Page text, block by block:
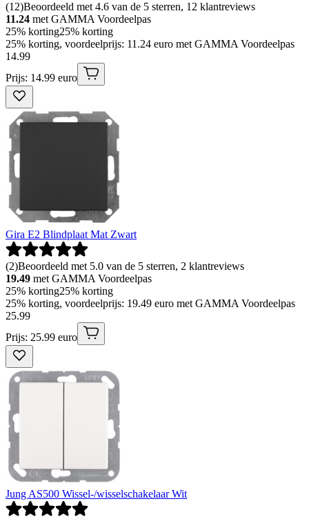
(12)Beoordeeld met 4.6 van de 5 sterren, 12 klantreviews
11.24 met GAMMA Voordeelpas
25% korting25% korting
25% korting, voordeelprijs: 11.24 euro met GAMMA Voordeelpas
14.99
Prijs: 14.99 euro
Gira E2 Blindplaat Mat Zwart
(2)Beoordeeld met 5.0 van de 5 sterren, 2 klantreviews
19.49 met GAMMA Voordeelpas
25% korting25% korting
25% korting, voordeelprijs: 19.49 euro met GAMMA Voordeelpas
25.99
Prijs: 25.99 euro
Jung AS500 Wissel-/wisselschakelaar Wit